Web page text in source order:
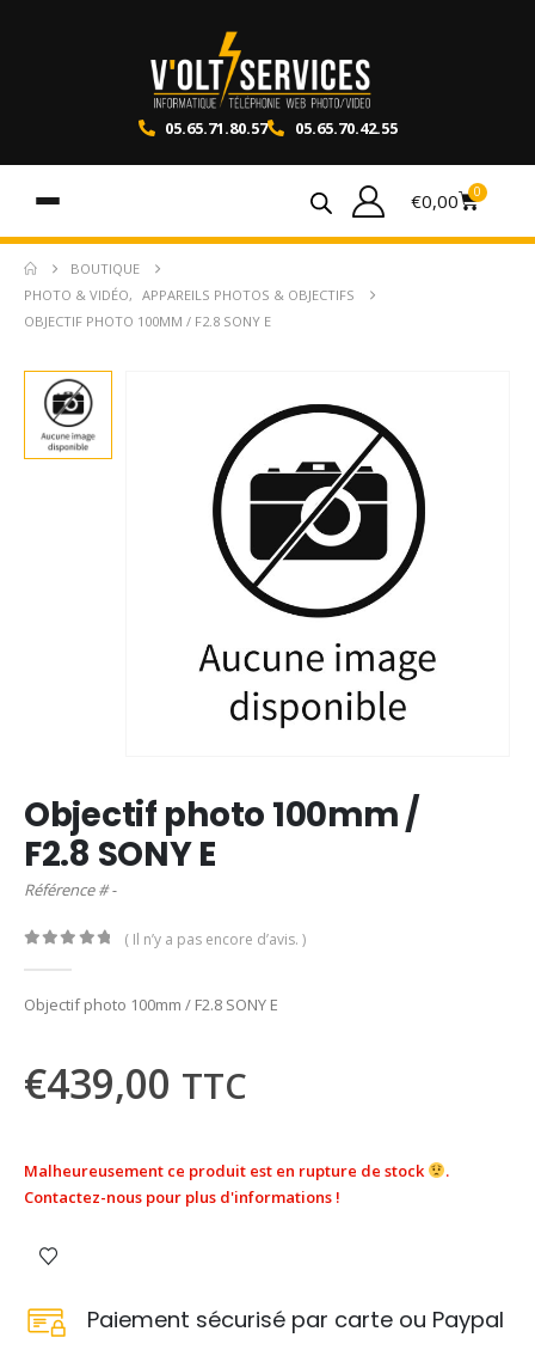
05.65.71.80.57 05.65.70.42.55
€0,00 0
BOUTIQUE
PHOTO & VIDÉO, APPAREILS PHOTOS & OBJECTIFS
OBJECTIF PHOTO 100MM / F2.8 SONY E
Objectif photo 100mm /
F2.8 SONY E
Référence # -
( Il n’y a pas encore d’avis. )
Objectif photo 100mm / F2.8 SONY E
€439,00 TTC
Malheureusement ce produit est en rupture de stock
.
Contactez-nous pour plus d'informations !
Paiement sécurisé par carte ou Paypal